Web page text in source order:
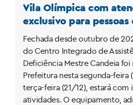
Vila Olímpica com
exclusivo para
é reaberta no Centro
Fechada desde outubro de
do Centro Integrado de
Deficiência Mestre Candeia
Prefeitura nesta segunda-feira
terça-feira (21/12), estará com
atividades. O equipamento,